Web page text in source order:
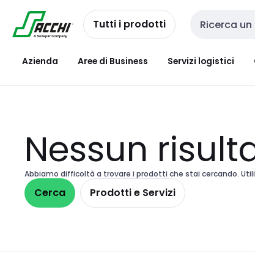
navigazione
Salta al
contenutoTutti i prodotti Cerca input
Azienda Aree di Business Servizi logistici
Nessun
Abbiamo difficoltà a trovare i prodotti che stai cercando.
Cerca Prodotti e Servizi